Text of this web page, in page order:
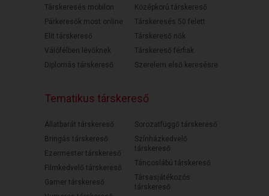
Társkeresés mobilon
Párkeresők most online
Elit társkereső
Válófélben lévőknek
Diplomás társkereső
Középkorú társkereső
Társkeresés 50 felett
Társkereső nők
Társkereső férfiak
Szerelem első keresésre
Tematikus társkereső
Állatbarát társkereső
Bringás társkereső
Ezermester társkereső
Filmkedvelő társkereső
Gamer társkereső
Sorozatfüggő társkereső
Színházkedvelő
társkereső
Táncoslábú társkereső
Társasjátékozós
társkereső